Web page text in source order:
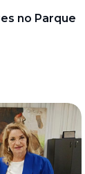
no Parque